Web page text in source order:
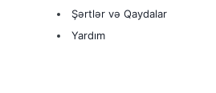
Şərtlər və Qaydalar
Yardım